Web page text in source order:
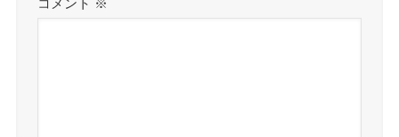
コメント ※